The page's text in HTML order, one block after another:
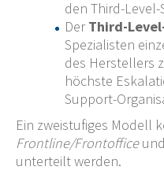
den Third-
DerThird-
Spezialisten
des Herstellers
höchste
Support-
Ein zweistufiges Modell
Frontline/Frontofficeund
unterteilt werden.